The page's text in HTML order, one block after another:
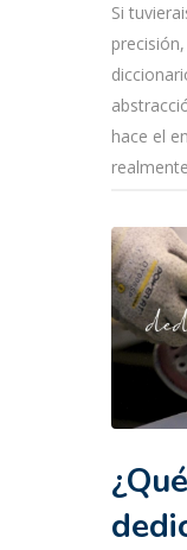
Si
hace el